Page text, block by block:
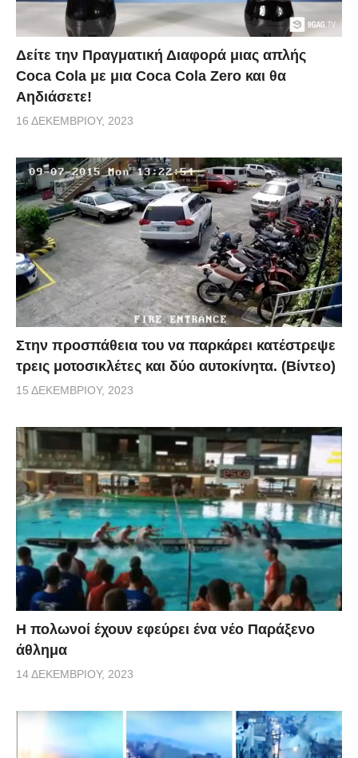
Δείτε την Πραγματική Διαφορά μιας απλής
Coca Cola με μια Coca Cola Zero και θα
Αηδιάσετε!
16 ΔΕΚΕΜΒΡΊΟΥ, 2023
Στην προσπάθεια του να παρκάρει κατέστρεψε
τρεις μοτοσικλέτες και δύο αυτοκίνητα. (Βίντεο)
15 ΔΕΚΕΜΒΡΊΟΥ, 2023
Η πολωνοί έχουν εφεύρει ένα νέο Παράξενο
άθλημα
14 ΔΕΚΕΜΒΡΊΟΥ, 2023